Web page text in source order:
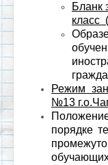
Бланк
класс
Режим
№13
порядке